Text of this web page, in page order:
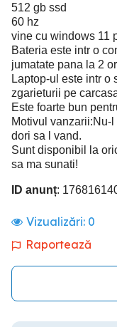
512 gb ssd
60 hz
vine cu windows 11
Bateria este intr o
jumatate pana la 2
Laptop-ul este intr o
zgarieturii pe
Este foarte bun
Motivul vanzarii:Nu-
dori sa l vand.
Sunt disponibil la
sa ma sunati!
ID anunț:
Vizualizări: 0
Raportează